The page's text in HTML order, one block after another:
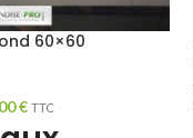
60×60
€ TTC